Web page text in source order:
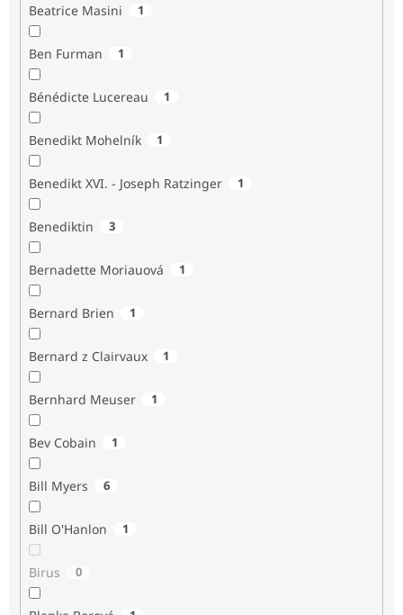
Beatrice Masini 1
Ben Furman 1
Bénédicte Lucereau 1
Benedikt Mohelník 1
Benedikt XVI. - Joseph Ratzinger 1
Benediktin 3
Bernadette Moriauová 1
Bernard Brien 1
Bernard z Clairvaux 1
Bernhard Meuser 1
Bev Cobain 1
Bill Myers 6
Bill O'Hanlon 1
Birus 0